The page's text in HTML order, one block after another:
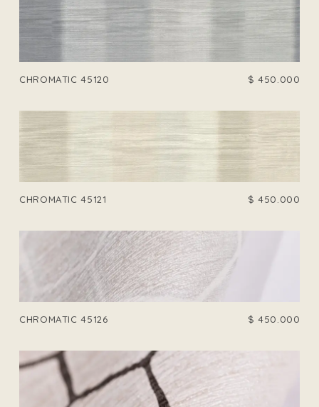
CHROMATIC 45120 $ 450.000
CHROMATIC 45121 $ 450.000
CHROMATIC 45126 $ 450.000